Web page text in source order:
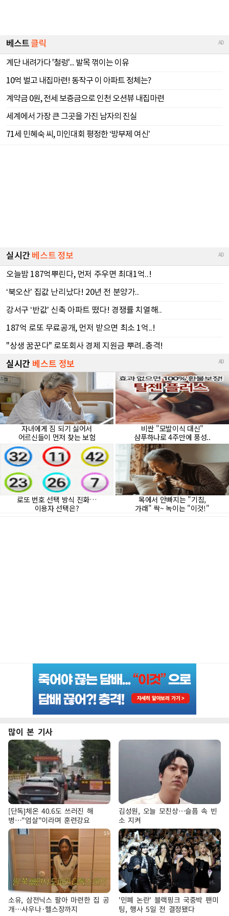
많이 본 기사
[단독]체온 40.6도 쓰러진 해
병…"엄살"이라며 훈련강요
김성원, 오늘 모친상…슬픔 속 빈
소 지켜
소유, 삼전닉스 팔아 마련한 집 공
개…사우나·헬스장까지
'민폐 논란' 블랙핑크 국중박 팬미
팅, 행사 5일 전 결정됐다